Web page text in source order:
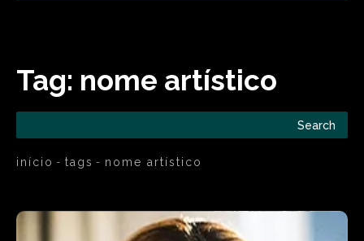
Tag: nome artístico
Search
início tags nome artístico